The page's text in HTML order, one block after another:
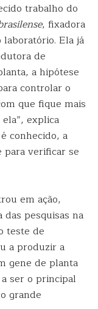
trabalho do
, fixadora
Ela já
de
a hipótese
controlar o
que fique mais
explica
conhecido, a
verificar se
em ação,
pesquisas na
teste de
a produzir a
gene de planta
ser o principal
grande